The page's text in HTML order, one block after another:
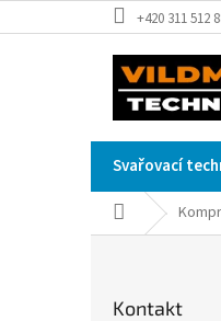
na
+420 311 512
Svařovací
Domů
Kontakt